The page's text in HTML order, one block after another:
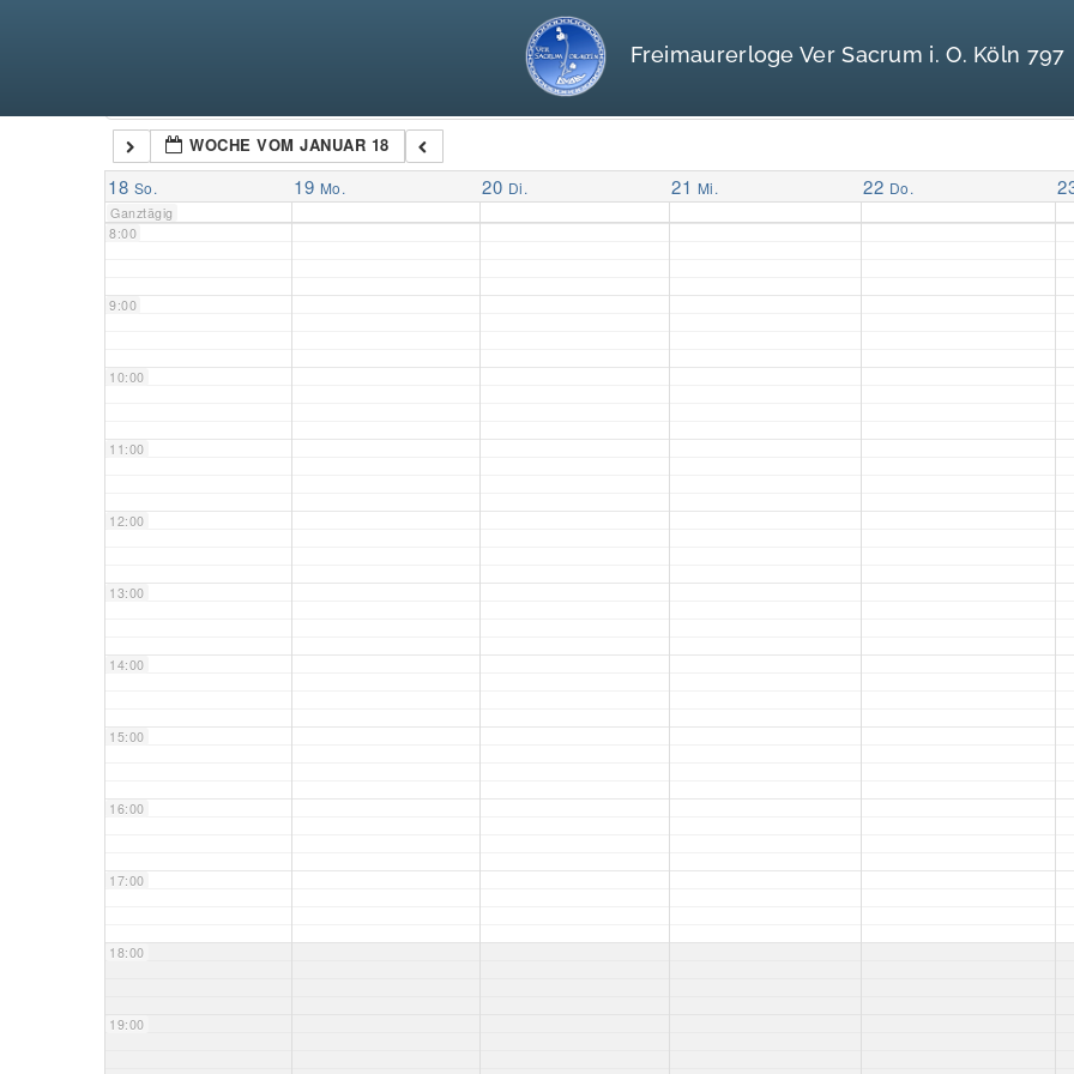
Freimaurerloge Ver Sacrum i. O. Köln 797
WOCHE VOM JANUAR 18
18 So. 19 Mo. 20 Di. 21 Mi. 22 Do.
Ganztägig
7:00
8:00
9:00
10:00
11:00
12:00
13:00
14:00
15:00
16:00
17:00
18:00
19:00